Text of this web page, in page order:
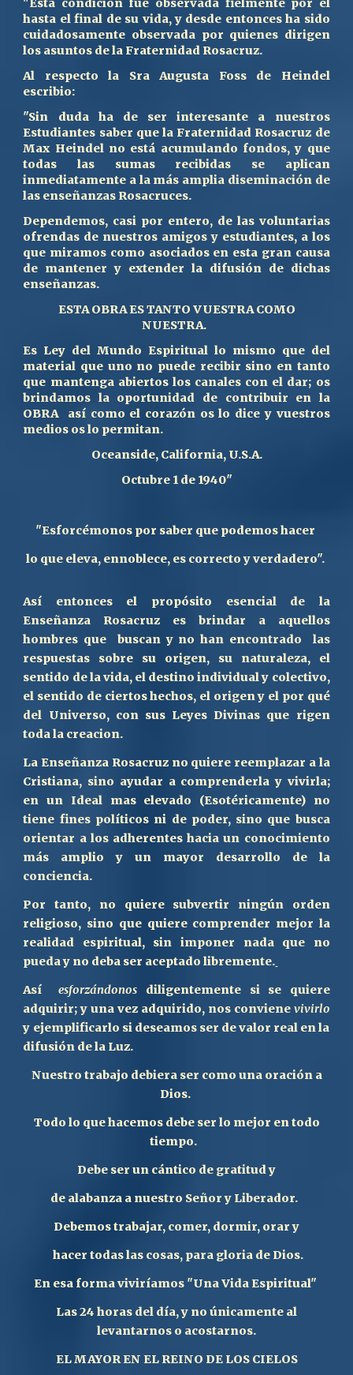
"Esta condición fue observada fielmente por él
hasta el final de su vida, y desde entonces ha sido
cuidadosamente observada por quienes dirigen
los asuntos de la Fraternidad Rosacruz.
Al respecto la Sra Augusta Foss de Heindel
escribio:
"Sin duda ha de ser interesante a nuestros
Estudiantes saber que la Fraternidad Rosacruz de
Max Heindel no está acumulando fondos, y que
todas las sumas recibidas se aplican
inmediatamente a la más amplia diseminación de
las enseñanzas Rosacruces.
Dependemos, casi por entero, de las voluntarias
ofrendas de nuestros amigos y estudiantes, a los
que miramos como asociados en esta gran causa
de mantener y extender la difusión de dichas
enseñanzas.
ESTA OBRA ES TANTO VUESTRA COMO
NUESTRA.
Es Ley del Mundo Espiritual lo mismo que del
material que uno no puede recibir sino en tanto
que mantenga abiertos los canales con el dar; os
brindamos la oportunidad de contribuir en la
OBRA así como el corazón os lo dice y vuestros
medios os lo permitan.
Oceanside, California, U.S.A.
Octubre 1 de 1940"
"Esforcémonos por saber que podemos hacer
lo que eleva, ennoblece, es correcto y verdadero".
Así entonces el propósito esencial de la
Enseñanza Rosacruz es brindar a aquellos
hombres que buscan y no han encontrado las
respuestas sobre su origen, su naturaleza, el
sentido de la vida, el destino individual y colectivo,
el sentido de ciertos hechos, el origen y el por qué
del Universo, con sus Leyes Divinas que rigen
toda la creacion.
La Enseñanza Rosacruz no quiere reemplazar a la
Cristiana, sino ayudar a comprenderla y vivirla;
en un Ideal mas elevado (Esotéricamente) no
tiene fines políticos ni de poder, sino que busca
orientar a los adherentes hacia un conocimiento
más amplio y un mayor desarrollo de la
conciencia.
Por tanto, no quiere subvertir ningún orden
religioso, sino que quiere comprender mejor la
realidad espiritual, sin imponer nada que no
pueda y no deba ser aceptado libremente.
Así
esforzándonos diligentemente si se quiere
adquirir; y una vez adquirido, nos conviene vivirlo
y ejemplificarlo si deseamos ser de valor real en la
difusión de la Luz.
Nuestro trabajo debiera ser como una oración a
Dios.
Todo lo que hacemos debe ser lo mejor en todo
tiempo.
Debe ser un cántico de gratitud y
de alabanza a nuestro Señor y Liberador.
Debemos trabajar, comer, dormir, orar y
hacer todas las cosas, para gloria de Dios.
En esa forma viviríamos "Una Vida Espiritual"
Las 24 horas del día, y no únicamente al
levantarnos o acostarnos.
EL MAYOR EN EL REINO DE LOS CIELOS